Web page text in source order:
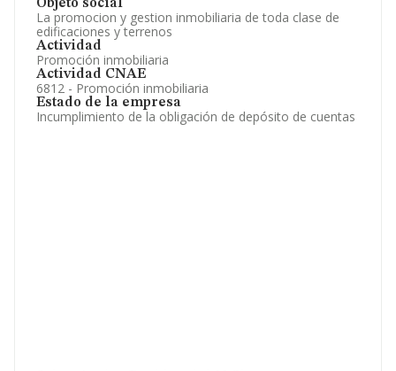
Objeto social
La promocion y gestion inmobiliaria de toda clase de
edificaciones y terrenos
Actividad
Promoción inmobiliaria
Actividad CNAE
6812 - Promoción inmobiliaria
Estado de la empresa
Incumplimiento de la obligación de depósito de cuentas